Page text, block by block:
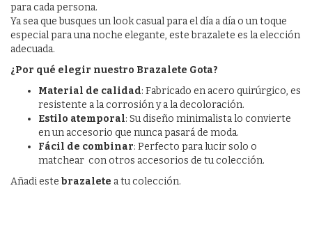
para cada persona.
Ya sea que busques un look casual para el día a día o un toque
especial para una noche elegante, este brazalete es la elección
adecuada.
¿Por qué elegir nuestro Brazalete Gota?
Material de calidad: Fabricado en acero quirúrgico, es
resistente a la corrosión y a la decoloración.
Estilo atemporal: Su diseño minimalista lo convierte
en un accesorio que nunca pasará de moda.
Fácil de combinar: Perfecto para lucir solo o
matchear con otros accesorios de tu colección.
Añadi este brazalete a tu colección.